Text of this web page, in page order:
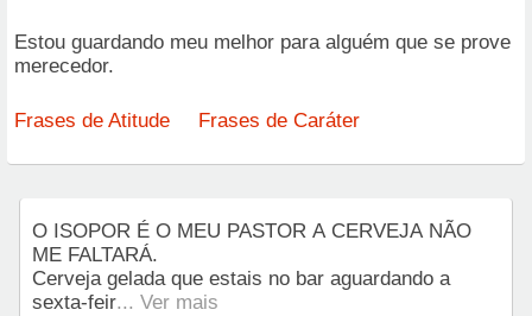
Estou guardando meu melhor para alguém que se prove
merecedor.
Frases de Atitude Frases de Caráter
O ISOPOR É O MEU PASTOR A CERVEJA NÃO
ME FALTARÁ.
Cerveja gelada que estais no bar aguardando a
sexta-feir... Ver mais